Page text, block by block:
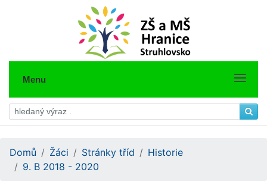
Menu
Domů Žáci Stránky tříd
Historie
9. B 2018 - 2020